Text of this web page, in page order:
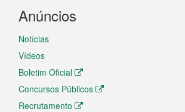
Anúncios
Notícias
Vídeos
Boletim Oficial
Concursos Públicos
Recrutamento